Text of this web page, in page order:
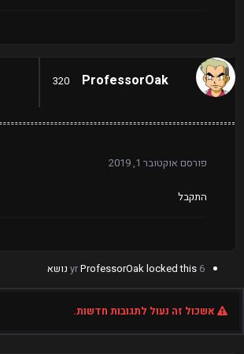
ProfessorOak
320
פורסם אוקטובר 1, 2019
התקבל
6 yr
ProfessorOaklocked this נושא
אשכול זה נעול לתגובות חדשות.